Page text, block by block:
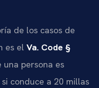
de los casos de
es el Va. Code §
una persona es
conduce a 20 millas